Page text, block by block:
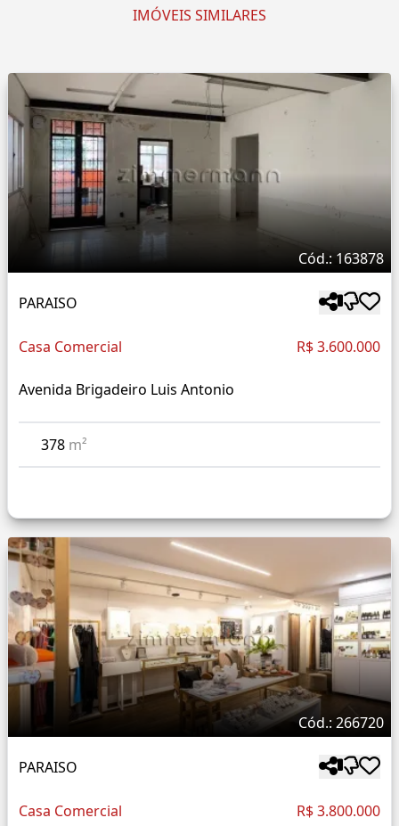
IMÓVEIS SIMILARES
Cód.: 163878
PARAISO
Casa Comercial R$ 3.600.000
Avenida Brigadeiro Luis Antonio
378 m²
Cód.: 266720
PARAISO
Casa Comercial R$ 3.800.000